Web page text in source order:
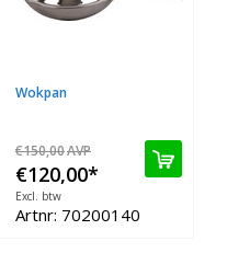
Wokpan
€150,00AVP
€120,00*
Excl. btw
Artnr: 70200140